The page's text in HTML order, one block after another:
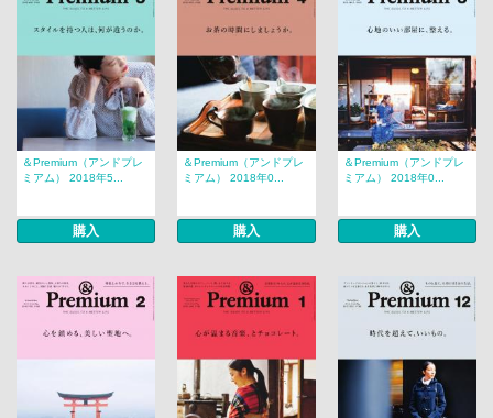
＆Premium（アンドプレ
ミアム） 2018年5...
購入
＆Premium（アンドプレ
ミアム） 2018年0...
購入
＆Premium（アンドプレ
ミアム） 2018年0...
購入